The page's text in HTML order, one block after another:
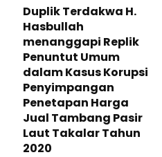
Duplik Terdakwa H.
Hasbullah
menanggapi Replik
Penuntut Umum
dalam Kasus Korupsi
Penyimpangan
Penetapan Harga
Jual Tambang Pasir
Laut Takalar Tahun
2020